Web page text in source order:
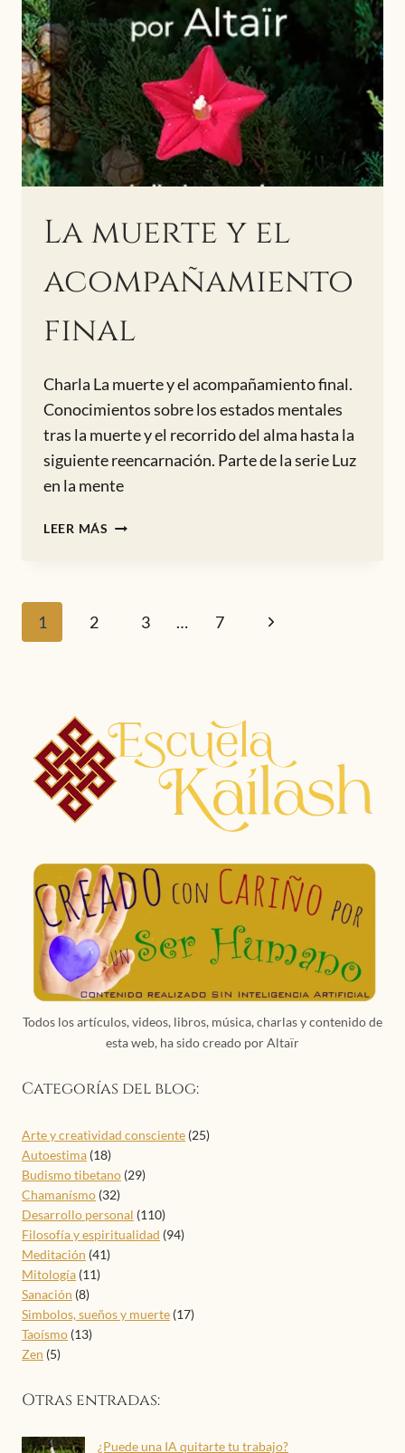
La muerte y el
acompañamiento
final
Charla La muerte y el acompañamiento final.
Conocimientos sobre los estados mentales
tras la muerte y el recorrido del alma hasta la
siguiente reencarnación. Parte de la serie Luz
en la mente
LEER MÁS LA
FINAL
Navegación
página
1 2 3 … 7
Siguiente
Todos los artículos, videos, libros, música, charlas y contenido de
esta web, ha sido creado por Altaïr
Categorías del blog:
Arte y creatividad consciente (25)
Autoestima (18)
Budismo tibetano (29)
Chamanísmo (32)
Desarrollo personal (110)
Filosofía y espiritualidad (94)
Meditación (41)
Mitología (11)
Sanación (8)
Simbolos, sueños y muerte (17)
Taoísmo (13)
Zen (5)
Otras entradas:
¿Puede una IA quitarte tu trabajo?